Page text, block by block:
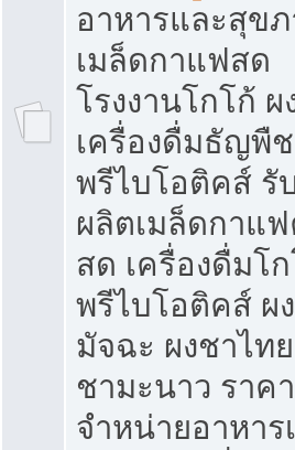
อาหารและสุข
เมล็ดกาแฟสด
โรงงานโกโก้ ผ
เครื่องดื่มธัญพืช
พรีไบโอติคส์ รั
ผลิตเมล็ดกาแ
สด เครื่องดื่มโ
พรีไบโอติคส์ ผง
มัจฉะ ผงชาไท
ชามะนาว ราค
จำหน่ายอาหาร